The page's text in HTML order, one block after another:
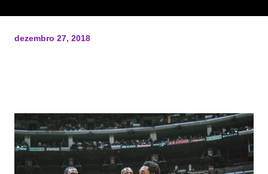
dezembro 27, 2018